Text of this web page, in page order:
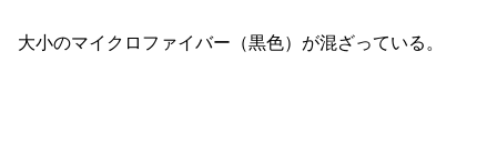
大小のマイクロファイバー（黒色）が混ざっている。